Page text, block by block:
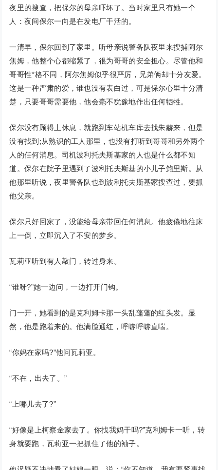
夜里的搜查，把保尔的母亲吓坏了。当时家里只有她一个
人：夜间保尔一向是在发电厂干活的。
一清早，保尔回到了家里。听母亲说警备队夜里来搜捕阿尔
焦姆，他整个心都缩紧了，很为哥哥的安全担心。尽管他和
哥哥性*格不同，阿尔焦姆似乎很严厉，兄弟俩却十分友爱。
这是一种严肃的爱，谁也没有表白过，可是保尔心里十分清
楚，只要哥哥需要他，他会毫不犹豫地作出任何牺牲。
保尔没有顾得上休息，就跑到车站机车库去找朱赫来，但是
没有找到;从熟识的工人那里，也没有打听到哥哥和另外两个
人的任何消息。司机波利托夫斯基家的人也是什么都不知
道。保尔在院子里遇到了波利托夫斯基的小儿子鲍里斯。从
他那里听说，夜里警备队也到波利托夫斯基家搜查过，要抓
他父亲。
保尔只好回家了，没能给母亲带回任何消息。他疲倦地往床
上一倒，立即沉入了不安的梦乡。
瓦莉亚听到有人敲门，转过身来。
“谁呀?”她一边问，一边打开门钩。
门一开，她看到的是克利姆卡那一头乱蓬蓬的红头发。显
然，他是跑着来的。他满脸通红，呼哧呼哧直喘。
“你妈在家吗?”他问瓦莉亚。
“不在，出去了。”
“上哪儿去了?”
“好像是上柯察金家去了。你找我妈干吗?”克利姆卡一听，转
身就要跑，瓦莉亚一把抓住了他的袖子。